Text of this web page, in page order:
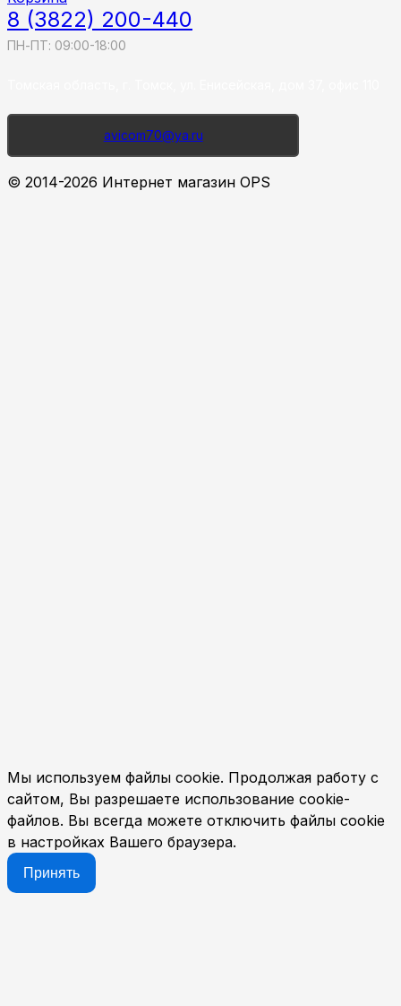
8 (3822) 200-440
ПН-ПТ: 09:00-18:00
avicom70@ya.ru
© 2014-2026 Интернет магазин OPS
Мы используем файлы cookie. Продолжая работу с
сайтом, Вы разрешаете использование cookie-
файлов. Вы всегда можете отключить файлы cookie
в настройках Вашего браузера.
Принять